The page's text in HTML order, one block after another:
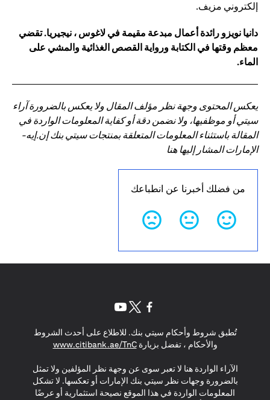
إلكتروني مزيف.
دانيا نويزو رائدة أعمال مبدعة مقيمة في لاغوس ، نيجيريا. تقضي
معظم وقتها في الكتابة ورواية القصص الغذائية والمشي على
الماء.
يعكس المحتوى وجهة نظر مؤلف المقال ولا يعكس بالضرورة آراء
سيتي أو موظفيها، ولا نضمن دقة أو كفاية المعلومات الواردة في
المقالة باستثناء المعلومات المتعلقة بمنتجات سيتي بنك إن.إيه-
الإمارات المشار إليها هنا
من فضلك أخبرنا عن انطباعك
تُطبق شروط وأحكام سيتي بنك. للاطلاع على أحدث الشروط
والأحكام ، تفضل بزيارةwww.citibank.ae/TnC
in a new tab
الآراء الواردة هنا لا تعبر سوى عن وجهة نظر المؤلفين ولا تمثل
بالضرورة وجهات نظر سيتي بنك الإمارات أو تعكسها. لا تشكل
المعلومات الواردة في هذا الموقع نصيحة استثمارية أو عرضًا